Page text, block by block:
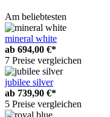
Am beliebtesten
mineral white
ab 694,00 €*
7 Preise vergleichen
jubilee silver
ab 739,90 €*
5 Preise vergleichen